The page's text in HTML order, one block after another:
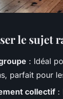
le sujet
: Idéal
parfait pour
collectif :